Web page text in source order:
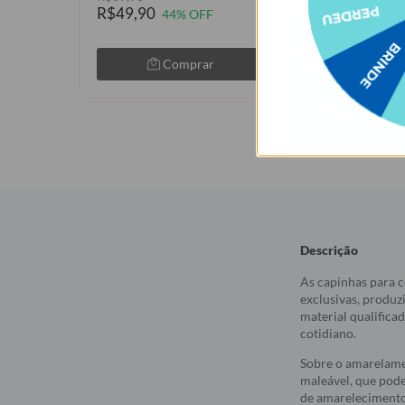
R$49,90 44% OFF
Comprar
R$49,90 44%
Descrição
As capinhas para
exclusivas,
material
cotidiano.
Sobre o
maleável, que
de